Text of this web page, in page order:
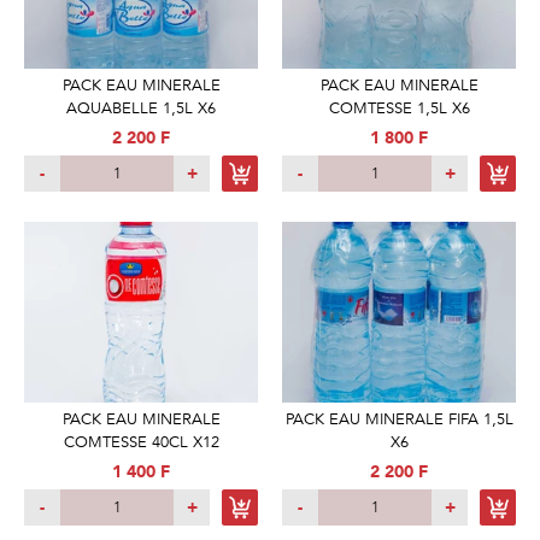
PACK EAU MINERALE
AQUABELLE 1,5L X6
2 200 F
-
+
PACK EAU MINERALE
COMTESSE 1,5L X6
1 800 F
-
+
PACK EAU MINERALE
COMTESSE 40CL X12
1 400 F
-
+
PACK EAU MINERALE FIFA 1,5L
X6
2 200 F
-
+